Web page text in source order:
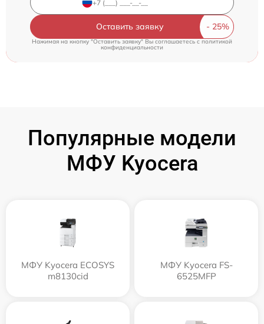
Оставить заявку
Нажимая на кнопку "Оставить заявку" Вы соглашаетесь c политикой
конфиденциальности
Популярные модели
МФУ Kyocera
МФУ Kyocera ECOSYS
m8130cid
МФУ Kyocera FS-
6525MFP